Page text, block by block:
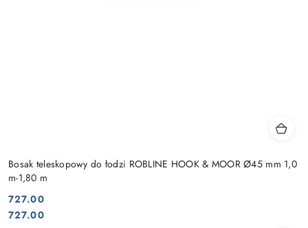
Bosak teleskopowy do łodzi ROBLINE HOOK & MOOR Ø45 mm 1,0
m-1,80 m
Cena:
727.00
Cena:
727.00